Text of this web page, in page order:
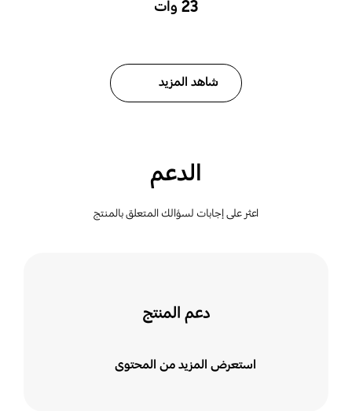
‎23 وات‎
شاهد المزيد
الدعم
اعثر على إجابات لسؤالك المتعلق بالمنتج
دعم المنتج
استعرض المزيد من المحتوى